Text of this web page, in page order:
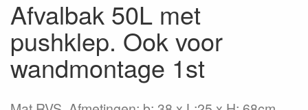
Afvalbak 50L met
pushklep. Ook voor
wandmontage 1st